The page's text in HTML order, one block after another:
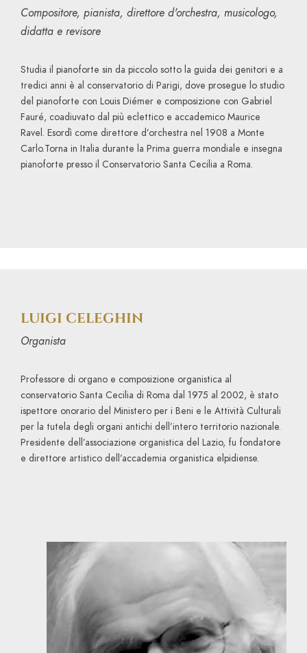
Compositore, pianista, direttore d'orchestra, musicologo,
didatta e revisore
Studia il pianoforte sin da piccolo sotto la guida dei genitori e a
tredici anni è al conservatorio di Parigi, dove prosegue lo studio
del pianoforte con Louis Diémer e composizione con Gabriel
Fauré, coadiuvato dal più eclettico e accademico Maurice
Ravel. Esordì come direttore d’orchestra nel 1908 a Monte
Carlo.Torna in Italia durante la Prima guerra mondiale e insegna
pianoforte presso il Conservatorio Santa Cecilia a Roma.
LUIGI CELEGHIN
Organista
Professore di organo e composizione organistica al
conservatorio Santa Cecilia di Roma dal 1975 al 2002, è stato
ispettore onorario del Ministero per i Beni e le Attività Culturali
per la tutela degli organi antichi dell’intero territorio nazionale.
Presidente dell’associazione organistica del Lazio, fu fondatore
e direttore artistico dell’accademia organistica elpidiense.